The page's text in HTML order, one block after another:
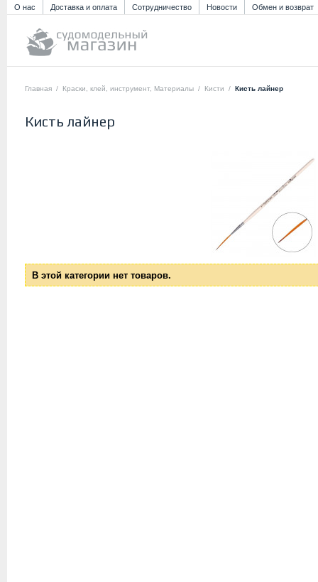
О нас Доставка и оплата Сотрудничество Новости Обмен и возврат
Главная / Краски, клей, инструмент, Материалы / Кисти / Кисть лайнер
Кисть лайнер
В этой категории нет товаров.